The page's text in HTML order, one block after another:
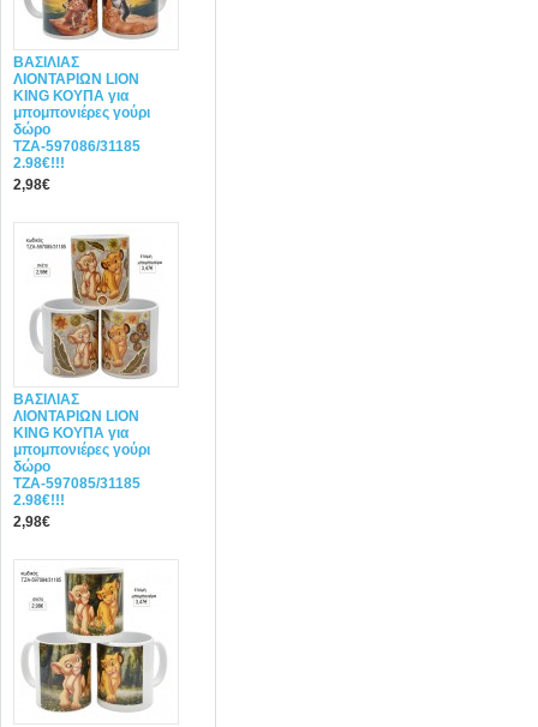
ΒΑΣΙΛΙΑΣ
ΛΙΟΝΤΑΡΙΩΝ LION
KING ΚΟΥΠΑ για
μπομπονιέρες γούρι
δώρο
ΤΖΑ-597086/31185
2.98€!!!
2,98€
ΒΑΣΙΛΙΑΣ
ΛΙΟΝΤΑΡΙΩΝ LION
KING ΚΟΥΠΑ για
μπομπονιέρες γούρι
δώρο
ΤΖΑ-597085/31185
2.98€!!!
2,98€